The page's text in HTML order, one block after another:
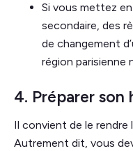
Si vous mettez
secondaire, des
de changement
région parisienne
4. Préparer
Il convient de le rendre
Autrement dit, vous